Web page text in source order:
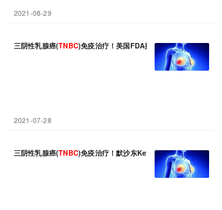
2021-08-29
三阴性乳腺癌(TNBC)免疫治疗！美国FDA批准默沙东Keytruda第
2021-07-28
三阴性乳腺癌(TNBC)免疫治疗！默沙东Keytruda治疗高危早期